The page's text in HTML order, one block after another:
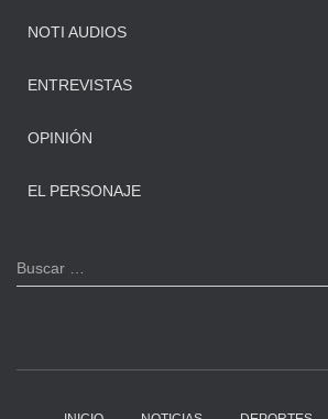
NOTI AUDIOS
ENTREVISTAS
OPINIÓN
EL PERSONAJE
B
u
Buscar …